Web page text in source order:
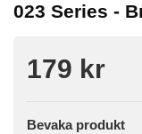
023 Series -
179 kr
Bevaka produkt